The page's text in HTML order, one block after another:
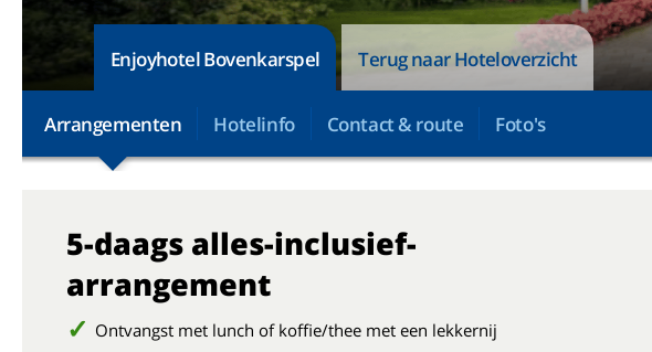
Enjoyhotel Bovenkarspel Terug naar Hoteloverzicht
Arrangementen Hotelinfo Contact & route Foto's
5-daags alles-inclusief-
arrangement
Ontvangst met lunch of koffie/thee met een lekkernij